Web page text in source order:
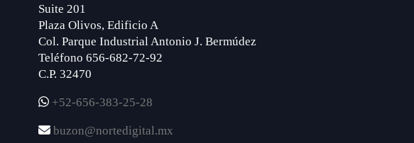
Suite 201
Plaza Olivos, Edificio A
Col. Parque Industrial Antonio J. Bermúdez
Teléfono 656-682-72-92
C.P. 32470
+52-656-383-25-28
buzon@nortedigital.mx